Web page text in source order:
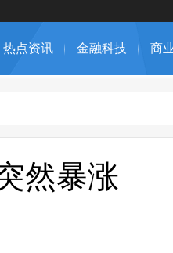
热点资讯 金融科技 商
然暴涨